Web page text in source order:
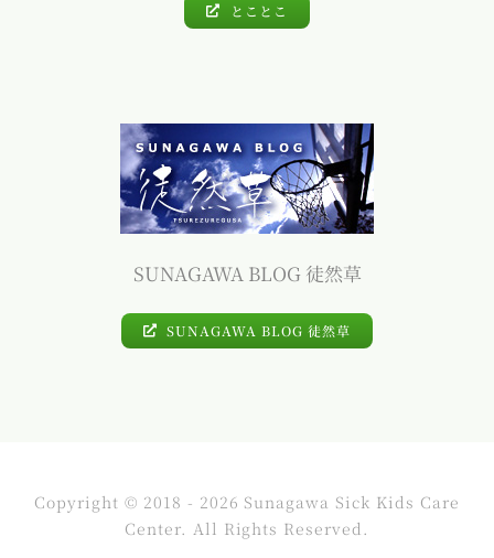
とことこ
SUNAGAWA BLOG 徒然草
SUNAGAWA BLOG 徒然草
Copyright © 2018 - 2026 Sunagawa Sick Kids Care
Center. All Rights Reserved.